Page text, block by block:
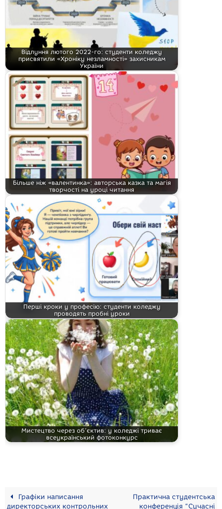
Відлуння лютого 2022-го: студенти коледжу
присвятили «Хроніку незламності» захисникам
України
Більше ніж «валентинка»: авторська казка та магія
творчості на уроці читання
Перші кроки у професію: студенти коледжу
проводять пробні уроки
Мистецтво через об’єктив: у коледжі триває
всеукраїнський фотоконкурс
Графіки написання
директорських контрольних
Практична студентська
конференція “Сучасні